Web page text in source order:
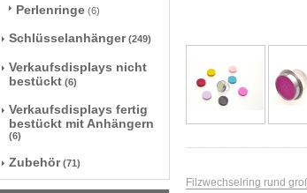
Filzwechselring rund
Perlenringe (6)
Schlüsselanhänger (249)
Verkaufsdisplays nicht
bestückt (6)
Verkaufsdisplays fertig
bestückt mit Anhängern
(6)
Zubehör (71)